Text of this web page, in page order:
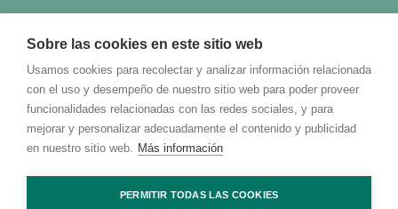
Sobre las cookies en este sitio web
Usamos cookies para recolectar y analizar información relacionada
con el uso y desempeño de nuestro sitio web para poder proveer
funcionalidades relacionadas con las redes sociales, y para
mejorar y personalizar adecuadamente el contenido y publicidad
en nuestro sitio web. Más información
PERMITIR TODAS LAS COOKIES